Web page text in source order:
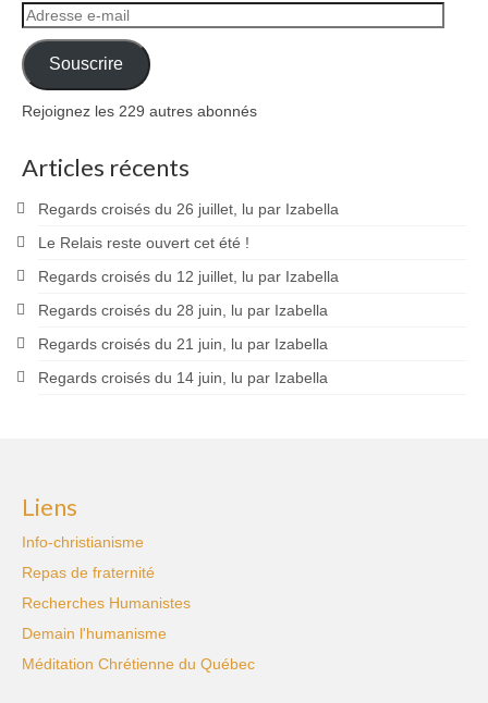
Adresse
e-
mail
Souscrire
Rejoignez les 229 autres abonnés
Articles récents
Regards croisés du 26 juillet, lu par Izabella
Le Relais reste ouvert cet été !
Regards croisés du 12 juillet, lu par Izabella
Regards croisés du 28 juin, lu par Izabella
Regards croisés du 21 juin, lu par Izabella
Regards croisés du 14 juin, lu par Izabella
Liens
Info-christianisme
Repas de fraternité
Recherches Humanistes
Demain l'humanisme
Méditation Chrétienne du Québec